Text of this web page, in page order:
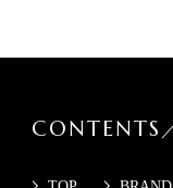
CONTENTS